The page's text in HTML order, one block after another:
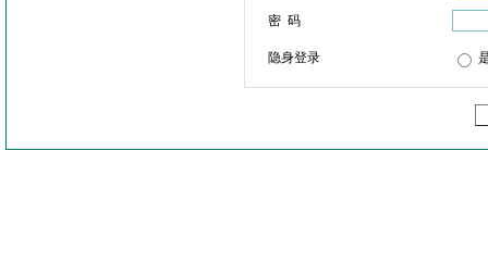
密 码
隐身登录